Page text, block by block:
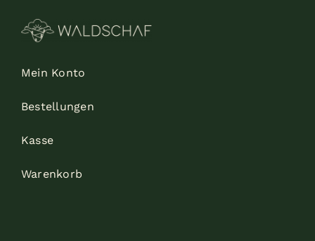
Mein Konto
Bestellungen
Kasse
Warenkorb